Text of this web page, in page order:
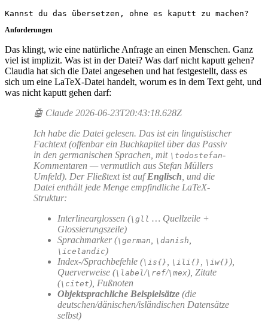
Kannst du das übersetzen, ohne es kaputt zu machen?
Anforderungen
Das klingt, wie eine natürliche Anfrage an einen Menschen. Ganz
viel ist implizit. Was ist in der Datei? Was darf nicht kaputt gehen?
Claudia hat sich die Datei angesehen und hat festgestellt, dass es
sich um eine LaTeX-Datei handelt, worum es in dem Text geht, und
was nicht kaputt gehen darf:
🤖 Claude 2026-06-23T20:43:18.628Z
Ich habe die Datei gelesen. Das ist ein linguistischer
Fachtext (offenbar ein Buchkapitel über das Passiv
in den germanischen Sprachen, mit \todostefan-
Kommentaren — vermutlich aus Stefan Müllers
Umfeld). Der Fließtext ist aufEnglisch , und die
Datei enthält jede Menge empfindliche LaTeX-
Struktur:
Interlinearglossen (\gll … Quellzeile +
Glossierungszeile)
Sprachmarker (\german \danish
\icelandic)
Index-/Sprachbefehle (\is{} \ili{} \iw{} ),
Querverweise (\label/\ref/\mex), Zitate
(\citet), Fußnoten
Objektsprachliche Beispielsätze (die
deutschen/dänischen/isländischen Datensätze
selbst)